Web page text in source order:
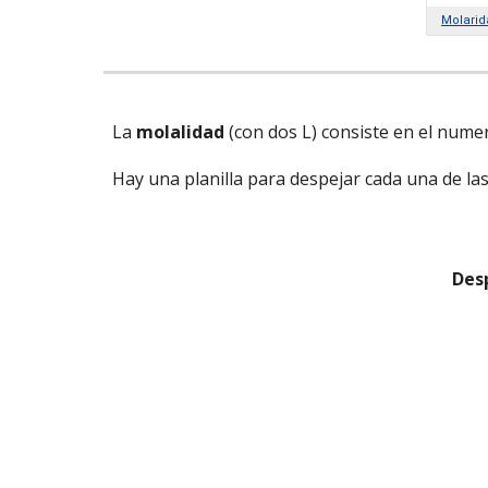
La molalidad (con dos L) consiste en el
Hay una planilla para despejar cada una de